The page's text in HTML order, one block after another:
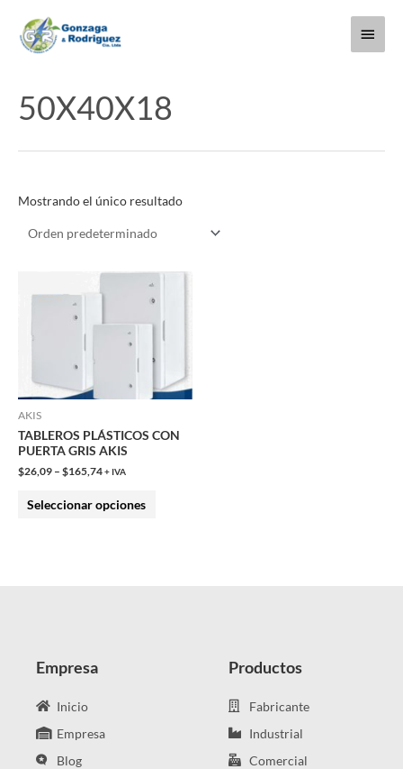
contenido
Menú
50X40X18
Mostrando el único resultado
AKIS
TABLEROS PLÁSTICOS CON
PUERTA GRIS AKIS
$26,09 – $165,74+ IVA
Seleccionar opciones
producto
tiene
Las
se
Empresa
Inicio
Empresa
Blog
Productos
Fabricante
Industrial
Comercial